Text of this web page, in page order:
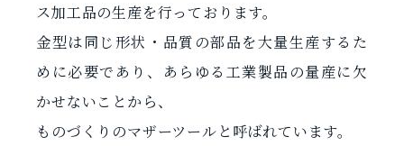
ス加工品の生産を行っております。
金型は同じ形状・品質の部品を大量生産するた
めに必要であり、あらゆる工業製品の量産に欠
かせないことから、
ものづくりのマザーツールと呼ばれています。